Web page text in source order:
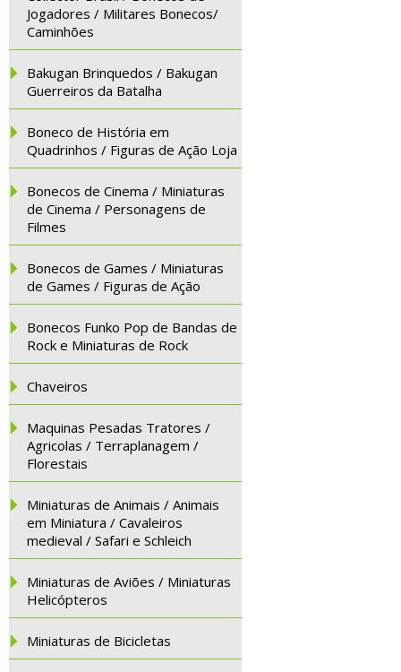
Jogadores / Militares Bonecos/
Caminhões
Bakugan Brinquedos / Bakugan
Guerreiros da Batalha
Boneco de História em
Quadrinhos / Figuras de Ação Loja
Bonecos de Cinema / Miniaturas
de Cinema / Personagens de
Filmes
Bonecos de Games / Miniaturas
de Games / Figuras de Ação
Bonecos Funko Pop de Bandas de
Rock e Miniaturas de Rock
Chaveiros
Maquinas Pesadas Tratores /
Agricolas / Terraplanagem /
Florestais
Miniaturas de Animais / Animais
em Miniatura / Cavaleiros
medieval / Safari e Schleich
Miniaturas de Aviões / Miniaturas
Helicópteros
Miniaturas de Bicicletas